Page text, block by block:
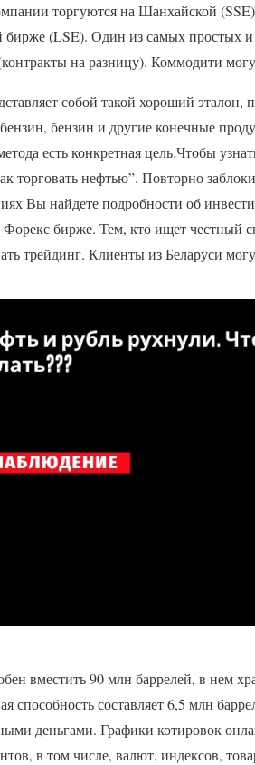
торгуются на Шанхайской
бирже (LSE). Один из самых простых и
на разницу). Коммодити
собой такой хороший эталон,
бензин и другие конечные
есть конкретная цель.Чтобы
торговать нефтью”. Повторно
Вы найдете подробности об
Форекс бирже. Тем, кто ищет честный
трейдинг. Клиенты из Беларуси
вместить 90 млн баррелей, в нем
способность составляет 6,5 млн
деньгами. Графики котировок
в том числе, валют, индексов,